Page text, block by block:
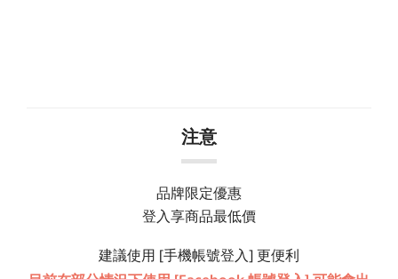
注意
品牌限定優惠
登入享商品最低價
建議使用 [手機帳號登入] 更便利